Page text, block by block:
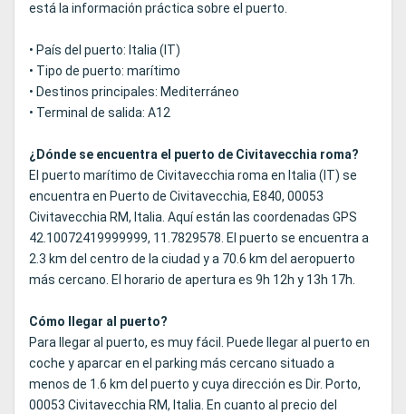
está la información práctica sobre el puerto.
• País del puerto: Italia (IT)
• Tipo de puerto: marítimo
• Destinos principales: Mediterráneo
• Terminal de salida: A12
¿Dónde se encuentra el puerto de Civitavecchia roma?
El puerto marítimo de Civitavecchia roma en Italia (IT) se
encuentra en Puerto de Civitavecchia, E840, 00053
Civitavecchia RM, Italia. Aquí están las coordenadas GPS
42.10072419999999, 11.7829578. El puerto se encuentra a
2.3 km del centro de la ciudad y a 70.6 km del aeropuerto
más cercano. El horario de apertura es 9h 12h y 13h 17h.
Cómo llegar al puerto?
Para llegar al puerto, es muy fácil. Puede llegar al puerto en
coche y aparcar en el parking más cercano situado a
menos de 1.6 km del puerto y cuya dirección es Dir. Porto,
00053 Civitavecchia RM, Italia. En cuanto al precio del